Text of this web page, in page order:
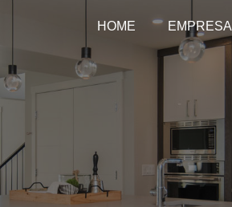
HOME EMPRESA